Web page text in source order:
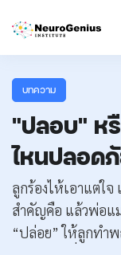
บทความ
"ปลอบ" ห
ไหนปลอด
ลูกร้องไห้เอาแต่ใ
สำคัญคือ แล้วพ่อแม่
“ปล่อย” ให้ลูกทำ